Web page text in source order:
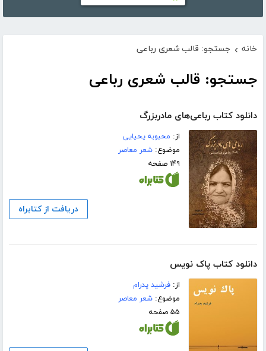
خانه › جستجو: قالب شعری رباعی
جستجو: قالب شعری رباعی
دانلود کتاب رباعی‌های مادربزرگ
از: محبوبه یحیایی
موضوع:شعر معاصر
۱۴۹ صفحه
دریافت از کتابراه
دانلود کتاب پاک نویس
از:فرشید پدرام
موضوع:شعر معاصر
۵۵ صفحه